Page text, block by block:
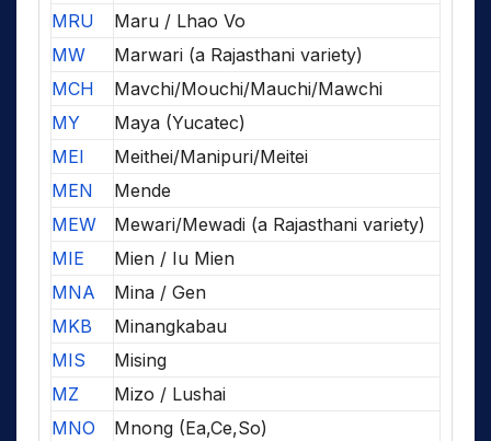
MRU
Maru / Lhao Vo
MW
Marwari (a Rajasthani variety)
MCH
Mavchi/Mouchi/Mauchi/Mawchi
MY
Maya (Yucatec)
MEI
Meithei/Manipuri/Meitei
MEN
Mende
MEW
Mewari/Mewadi (a Rajasthani variety)
MIE
Mien / Iu Mien
MNA
Mina / Gen
MKB
Minangkabau
MIS
Mising
MZ
Mizo / Lushai
MNO
Mnong (Ea,Ce,So)